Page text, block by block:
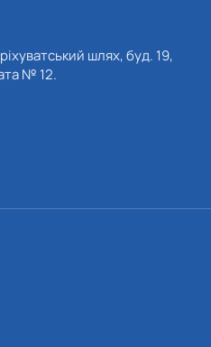
шлях, буд. 19,
№ 12.